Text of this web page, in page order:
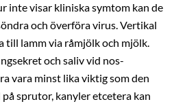
inte visar kliniska symtom kan de
och överföra virus. Vertikal
till lamm via råmjölk och mjölk.
och saliv vid nos-
vara minst lika viktig som den
sprutor, kanyler etcetera kan